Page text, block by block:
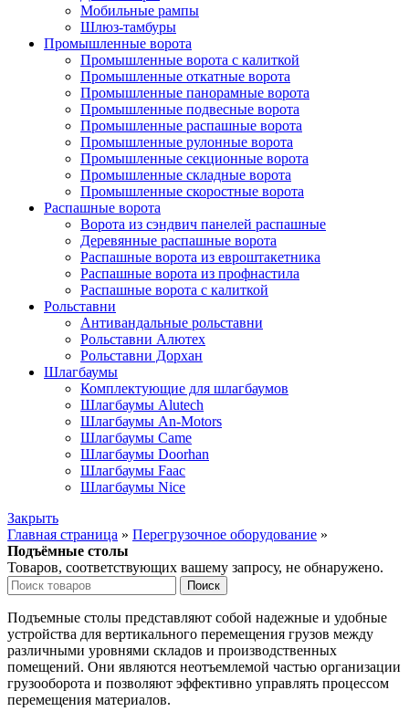
Мобильные рампы
Шлюз-тамбуры
Промышленные ворота
Промышленные ворота с калиткой
Промышленные откатные ворота
Промышленные панорамные ворота
Промышленные подвесные ворота
Промышленные распашные ворота
Промышленные рулонные ворота
Промышленные секционные ворота
Промышленные складные ворота
Промышленные скоростные ворота
Распашные ворота
Ворота из сэндвич панелей распашные
Деревянные распашные ворота
Распашные ворота из евроштакетника
Распашные ворота из профнастила
Распашные ворота с калиткой
Рольставни
Антивандальные рольставни
Рольставни Алютех
Рольставни Дорхан
Шлагбаумы
Комплектующие для шлагбаумов
Шлагбаумы Alutech
Шлагбаумы An-Motors
Шлагбаумы Came
Шлагбаумы Doorhan
Шлагбаумы Faac
Шлагбаумы Nice
Закрыть
Главная страница » Перегрузочное оборудование »
Подъёмные столы
Товаров, соответствующих вашему запросу, не обнаружено.
Поиск
Подъемные столы представляют собой надежные и удобные
устройства для вертикального перемещения грузов между
различными уровнями складов и производственных
помещений. Они являются неотъемлемой частью организации
грузооборота и позволяют эффективно управлять процессом
перемещения материалов.